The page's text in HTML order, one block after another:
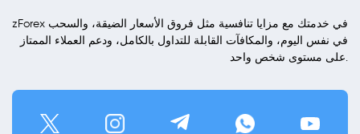
zForex في خدمتك مع مزايا تنافسية مثل فروق الأسعار الضيقة، والسحب
في نفس اليوم، والمكافآت القابلة للتداول بالكامل، ودعم العملاء الممتاز
على مستوى شخص واحد.